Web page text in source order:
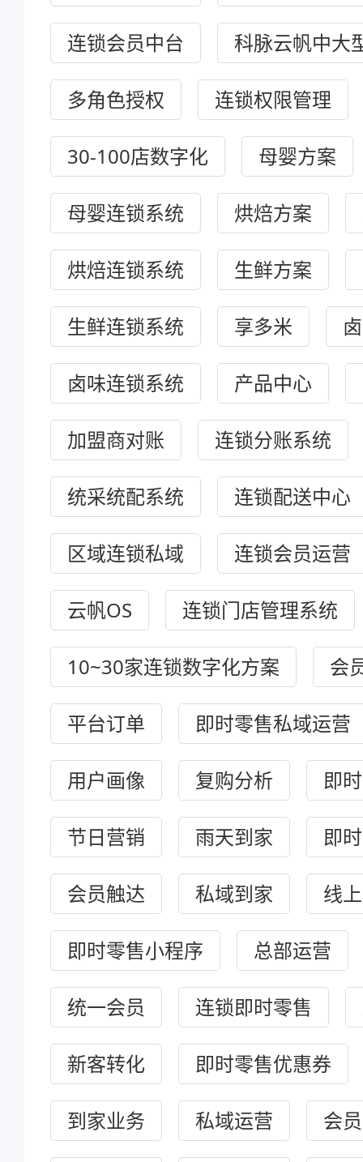
连锁会员中台 科脉云帆中大
多角色授权 连锁权限管理
30-100店数字化 母婴方案
母婴连锁系统 烘焙方案
烘焙连锁系统 生鲜方案
生鲜连锁系统 享多米
卤味连锁系统 产品中心
加盟商对账 连锁分账系统
统采统配系统 连锁配送中心
区域连锁私域 连锁会员运营
云帆OS 连锁门店管理系统
10~30家连锁数字化方案 会
平台订单 即时零售私域运营
用户画像 复购分析 即
节日营销 雨天到家 即
会员触达 私域到家 线
即时零售小程序 总部运营
统一会员 连锁即时零售
新客转化 即时零售优惠券
到家业务 私域运营 会